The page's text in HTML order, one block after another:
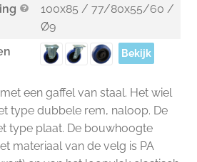
een gaffel van staal. Het wiel
type dubbele rem, naloop. De
type plaat. De bouwhoogte
materiaal van de velg is PA
100x85 / 77/80x55/60 /
Ø9
Bekijk